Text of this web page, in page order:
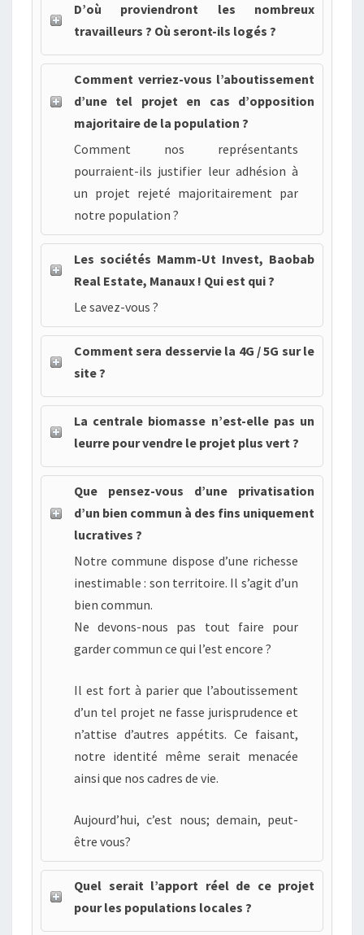
D’où proviendront les nombreux
travailleurs ? Où seront-ils logés ?
Comment verriez-vous l’aboutissement
d’une tel projet en cas d’opposition
majoritaire de la population ?
Comment nos représentants
pourraient-ils justifier leur adhésion à
un projet rejeté majoritairement par
notre population ?
Les sociétés Mamm-Ut Invest, Baobab
Real Estate, Manaux ! Qui est qui ?
Le savez-vous ?
Comment sera desservie la 4G / 5G sur le
site ?
La centrale biomasse n’est-elle pas un
leurre pour vendre le projet plus vert ?
Que pensez-vous d’une privatisation
d’un bien commun à des fins uniquement
lucratives ?
Notre commune dispose d’une richesse
inestimable : son territoire. Il s’agit d’un
bien commun.
Ne devons-nous pas tout faire pour
garder commun ce qui l’est encore ?
Il est fort à parier que l’aboutissement
d’un tel projet ne fasse jurisprudence et
n’attise d’autres appétits. Ce faisant,
notre identité même serait menacée
ainsi que nos cadres de vie.
Aujourd’hui, c’est nous; demain, peut-
être vous?
Quel serait l’apport réel de ce projet
pour les populations locales ?